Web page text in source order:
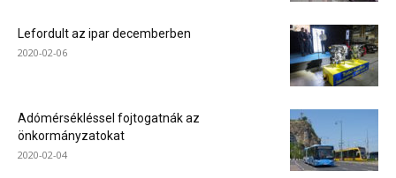
Lefordult az ipar decemberben
2020-02-06
Adómérsékléssel fojtogatnák az
önkormányzatokat
2020-02-04